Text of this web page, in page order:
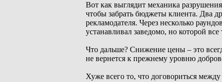
Вот как выглядит механика
чтобы забрать бюджеты клиента. Два
рекламодателя. Через несколько
устанавливал заведомо, но которой
Что дальше? Снижение цены – это
не вернется к прежнему уровню
Хуже всего то, что договориться